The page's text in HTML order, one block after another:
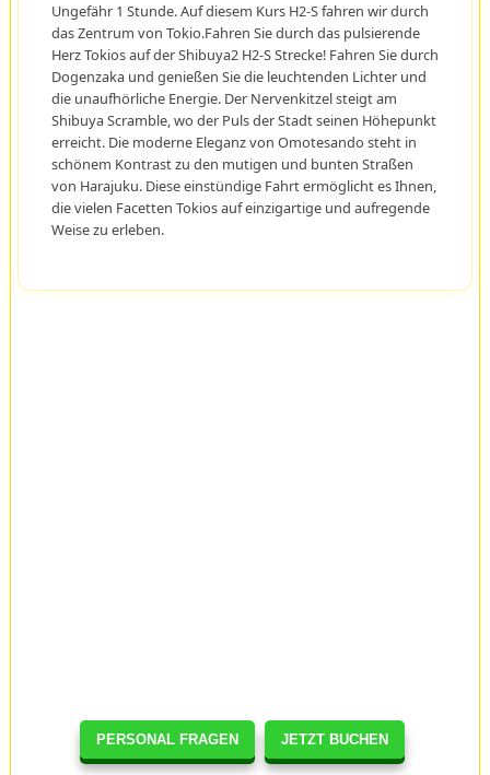
PERSONAL FRAGEN JETZT BUCHEN
Ungefähr 1 Stunde. Auf diesem Kurs H2-S fahren wir durch
das Zentrum von Tokio.Fahren Sie durch das pulsierende
Herz Tokios auf der Shibuya2 H2-S Strecke! Fahren Sie durch
Dogenzaka und genießen Sie die leuchtenden Lichter und
die unaufhörliche Energie. Der Nervenkitzel steigt am
Shibuya Scramble, wo der Puls der Stadt seinen Höhepunkt
erreicht. Die moderne Eleganz von Omotesando steht in
schönem Kontrast zu den mutigen und bunten Straßen
von Harajuku. Diese einstündige Fahrt ermöglicht es Ihnen,
die vielen Facetten Tokios auf einzigartige und aufregende
Weise zu erleben.